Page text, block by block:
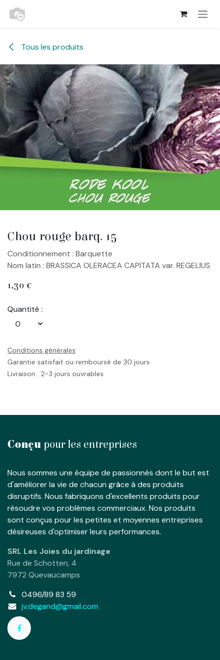
Se rendre au contenu
Tous les produits
Chou rouge barq. 15
Conditionnement : Barquette
Nom latin : BRASSICA OLERACEA CAPITATA var. REGELIUS
1,30 €
Quantité :
Conditions générales
Garantie satisfait ou remboursé de 30 jours
Livraison : 2-3 jours ouvrables
Conçu pour les entreprises
Nous sommes une équipe de passionnés dont le but est
d'améliorer la vie de chacun grâce à des produits
disruptifs. Nous fabriquons d'excellents produits pour
résoudre vos problèmes commerciaux. Nos produits
sont conçus pour les petites et moyennes entreprises
désireuses d'optimiser leurs performances.
SRL Les Joies du jardinage
Rue de Schotten, 4
7972 Quevaucamps
0496/89 83 59
jv.degand@gmail.com